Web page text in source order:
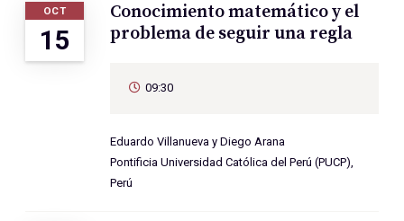
OCT
15
Conocimiento matemático y el
problema de seguir una regla
09:30
Eduardo Villanueva y Diego Arana
Pontificia Universidad Católica del Perú (PUCP),
Perú